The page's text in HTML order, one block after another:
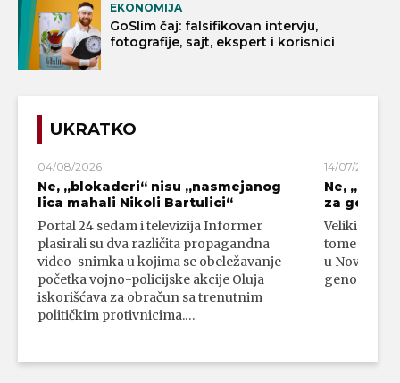
EKONOMIJA
GoSlim čaj: falsifikovan intervju,
fotografije, sajt, ekspert i korisnici
UKRATKO
04/08/2026
Ne, „blokaderi“ nisu „nasmejanog
lica mahali Nikoli Bartulici“
Portal 24 sedam i televizija Informer
plasirali su dva različita propagandna
video-snimka u kojima se obeležavanje
početka vojno-policijske akcije Oluja
iskorišćava za obračun sa trenutnim
političkim protivnicima.…
14/07/2026
Ne,
za
Veliki broj
tome da su
u Novom
genocidni